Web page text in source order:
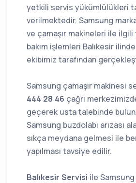
yetkili servis yükümlülükleri
verilmektedir. Samsung
ve çamaşır makineleri ile
bakım işlemleri Balıkesir
ekibimiz tarafından
Samsung çamaşır makinesi
444 28 46 çağrı
geçerek usta talebinde
Samsung buzdolabı arızası
sıkça meydana gelmesi ile
yapılması tavsiye edilir.
Balıkesir Servisi ile